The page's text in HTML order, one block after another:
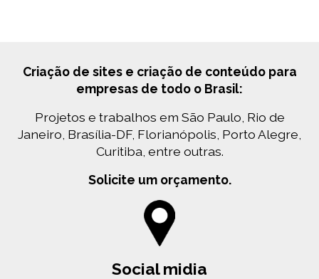
Criação de sites e criação de conteúdo para
empresas de todo o Brasil:
Projetos e trabalhos em São Paulo, Rio de
Janeiro, Brasília-DF, Florianópolis, Porto Alegre,
Curitiba, entre outras.
Solicite um orçamento.
Social midia